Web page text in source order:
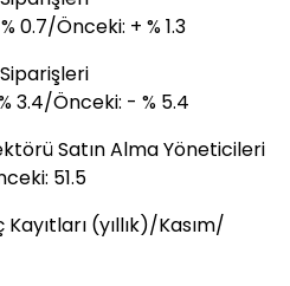
0.7/Önceki: + % 1.3
3.4/Önceki: - % 5.4
Satın Alma Yöneticileri
51.5
(yıllık)/Kasım/